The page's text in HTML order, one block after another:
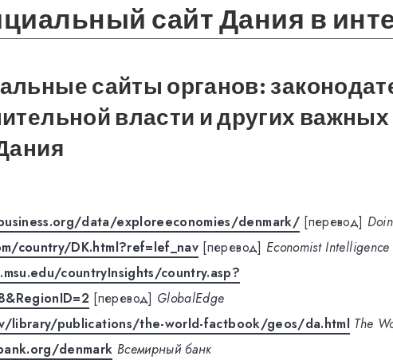
сайт Дания в
сайты органов:
власти и других
data/exploreeconomies/denmark/ [перевод]
country/DK.html?ref=lef_nav [перевод] Economist
countryInsights/country.asp?
[перевод] GlobalEdge
library/publications/the-world-factbook/geos/da.html The
denmark Всемирный банк